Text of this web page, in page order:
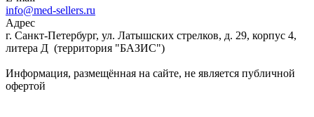
info@med-sellers.ru
Адрес
г. Санкт-Петербург, ул. Латышских стрелков, д. 29, корпус 4,
литера Д (территория "БАЗИС")
Информация, размещённая на сайте, не является публичной
офертой